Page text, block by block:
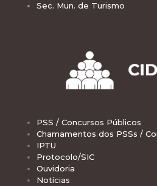
Sec. Mun. de Turismo
PSS / Concursos Públicos
Chamamentos dos PSSs /
IPTU
Protocolo/SIC
Ouvidoria
Notícias